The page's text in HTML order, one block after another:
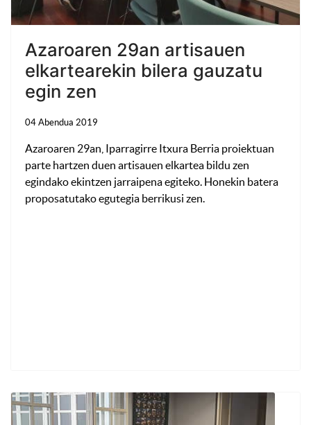
Azaroaren 29an artisauen
elkartearekin bilera gauzatu
egin zen
04 Abendua 2019
Azaroaren 29an, Iparragirre Itxura Berria proiektuan
parte hartzen duen artisauen elkartea bildu zen
egindako ekintzen jarraipena egiteko. Honekin batera
proposatutako egutegia berrikusi zen.